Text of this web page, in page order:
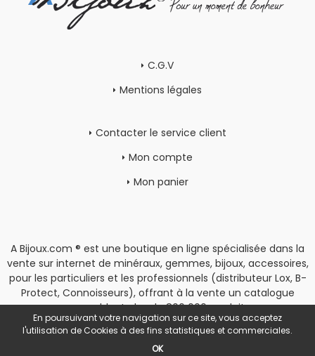
C.G.V
Mentions légales
Contacter le service client
Mon compte
Mon panier
A Bijoux.com ® est une boutique en ligne spécialisée dans la
vente sur internet de minéraux, gemmes, bijoux, accessoires,
pour les particuliers et les professionnels (distributeur Lox, B-
Protect, Connoisseurs), offrant à la vente un catalogue
rassemblant plus de 800 000 produits.
Copyright| Espace Pro
POWERED BY YPROXIMITÉ / STORE FACTORY
En poursuivant votre navigation sur ce site, vous acceptez
l'utilisation de Cookies à des fins statistiques et commerciales.
OK